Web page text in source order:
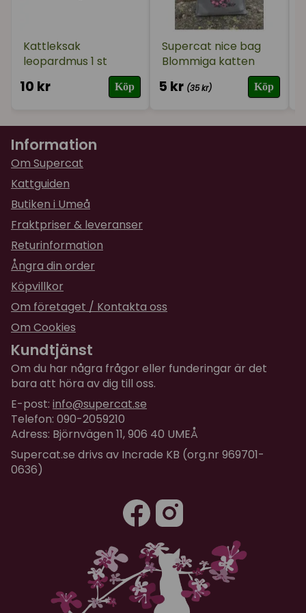
Kattleksak
leopardmus 1 st
10 kr Köp
Supercat nice bag
Blommiga katten
5 kr (35 kr) Köp
Information
Om Supercat
Kattguiden
Butiken i Umeå
Fraktpriser & leveranser
Returinformation
Ångra din order
Köpvillkor
Om företaget / Kontakta oss
Om Cookies
Kundtjänst
Om du har några frågor eller funderingar är det
bara att höra av dig till oss.
E-post: info@supercat.se
Telefon: 090-2059210
Adress: Björnvägen 11, 906 40 UMEÅ
Supercat.se drivs av Incrade KB (org.nr 969701-
0636)